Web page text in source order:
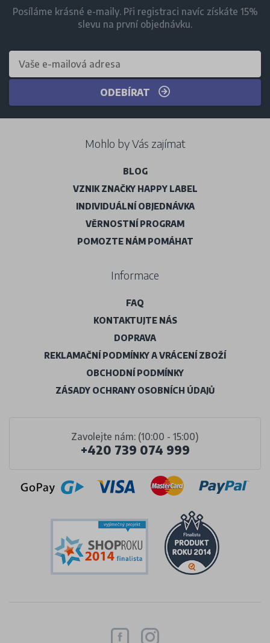
Posíláme krásné e-maily. Při registraci navíc získáte 15%
slevu na první objednávku.
ODEBÍRAT
Zavolejte nám: (10:00 - 15:00)
+420 739 074 999
Mohlo by Vás zajímat
BLOG
VZNIK ZNAČKY HAPPY LABEL
INDIVIDUÁLNÍ OBJEDNÁVKA
VĚRNOSTNÍ PROGRAM
POMOZTE NÁM POMÁHAT
Informace
FAQ
KONTAKTUJTE NÁS
DOPRAVA
REKLAMAČNÍ PODMÍNKY A VRÁCENÍ ZBOŽÍ
OBCHODNÍ PODMÍNKY
ZÁSADY OCHRANY OSOBNÍCH ÚDAJŮ